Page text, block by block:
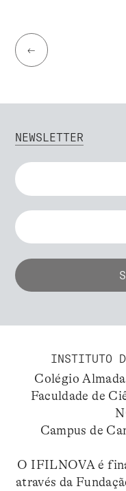
←
NEWSLETTER
INSTITUTO
Colégio
Faculdade de
Campus de
O IFILNOVA é
através da